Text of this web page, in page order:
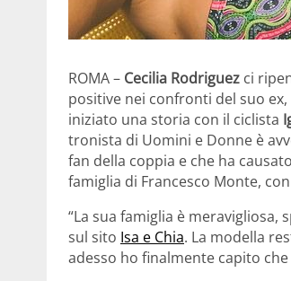
ROMA – Cecilia Rodriguez ci
positive nei confronti del suo ex,
iniziato una storia con il ciclista
tronista di Uomini e Donne è
fan della coppia e che ha
famiglia di Francesco Monte,
“La sua famiglia è meravigliosa,
sul sito Isa e Chia. La modella
adesso ho finalmente capito